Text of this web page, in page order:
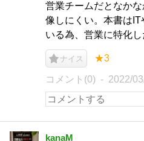
営業チームだとなか
像しにくい。本書は
いる為、営業に特化し
ナイス ★3
コメント(0) 2022/
kanaM